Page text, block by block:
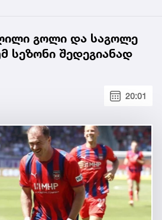
გოლი და საგოლე
სეზონი შედეგიანად
20:01